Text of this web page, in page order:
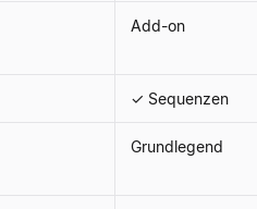
Add-on
✓ Sequenzen
Grundlegend